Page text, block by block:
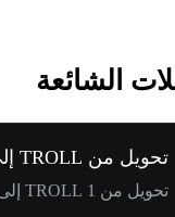
الشائعة
تحويل من TROLL إلى PHP
تحويل من 1 TROLL إلى ₱2.28